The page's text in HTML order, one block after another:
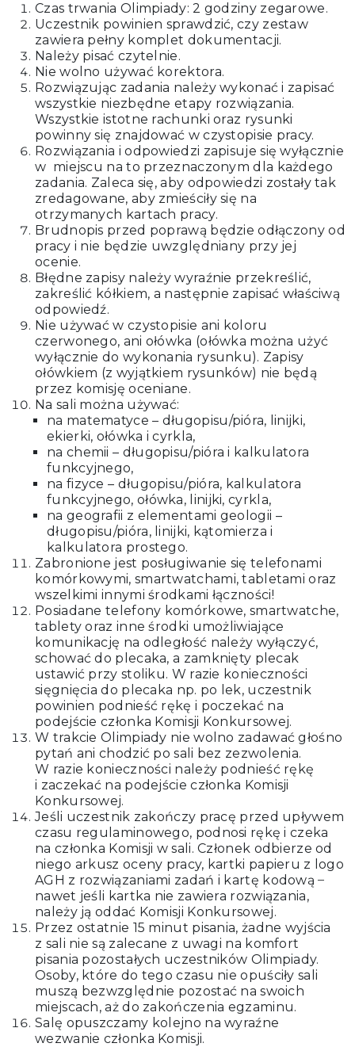
Czas trwania Olimpiady: 2 godziny zegarowe.
Uczestnik powinien sprawdzić, czy zestaw
zawiera pełny komplet dokumentacji.
Należy pisać czytelnie.
Nie wolno używać korektora.
Rozwiązując zadania należy wykonać i zapisać
wszystkie niezbędne etapy rozwiązania.
Wszystkie istotne rachunki oraz rysunki
powinny się znajdować w czystopisie pracy.
Rozwiązania i odpowiedzi zapisuje się wyłącznie
w miejscu na to przeznaczonym dla każdego
zadania. Zaleca się, aby odpowiedzi zostały tak
zredagowane, aby zmieściły się na
otrzymanych kartach pracy.
Brudnopis przed poprawą będzie odłączony od
pracy i nie będzie uwzględniany przy jej
ocenie.
Błędne zapisy należy wyraźnie przekreślić,
zakreślić kółkiem, a następnie zapisać właściwą
odpowiedź.
Nie używać w czystopisie ani koloru
czerwonego, ani ołówka (ołówka można użyć
wyłącznie do wykonania rysunku). Zapisy
ołówkiem (z wyjątkiem rysunków) nie będą
przez komisję oceniane.
Na sali można używać:
na matematyce – długopisu/pióra, linijki,
ekierki, ołówka i cyrkla,
na chemii – długopisu/pióra i kalkulatora
funkcyjnego,
na fizyce – długopisu/pióra, kalkulatora
funkcyjnego, ołówka, linijki, cyrkla,
na geografii z elementami geologii –
długopisu/pióra, linijki, kątomierza i
kalkulatora prostego.
Zabronione jest posługiwanie się telefonami
komórkowymi, smartwatchami, tabletami oraz
wszelkimi innymi środkami łączności!
Posiadane telefony komórkowe, smartwatche,
tablety oraz inne środki umożliwiające
komunikację na odległość należy wyłączyć,
schować do plecaka, a zamknięty plecak
ustawić przy stoliku. W razie konieczności
sięgnięcia do plecaka np. po lek, uczestnik
powinien podnieść rękę i poczekać na
podejście członka Komisji Konkursowej.
W trakcie Olimpiady nie wolno zadawać głośno
pytań ani chodzić po sali bez zezwolenia.
W razie konieczności należy podnieść rękę
i zaczekać na podejście członka Komisji
Konkursowej.
Jeśli uczestnik zakończy pracę przed upływem
czasu regulaminowego, podnosi rękę i czeka
na członka Komisji w sali. Członek odbierze od
niego arkusz oceny pracy, kartki papieru z logo
AGH z rozwiązaniami zadań i kartę kodową ̶
nawet jeśli kartka nie zawiera rozwiązania,
należy ją oddać Komisji Konkursowej.
Przez ostatnie 15 minut pisania, żadne wyjścia
z sali nie są zalecane z uwagi na komfort
pisania pozostałych uczestników Olimpiady.
Osoby, które do tego czasu nie opuściły sali
muszą bezwzględnie pozostać na swoich
miejscach, aż do zakończenia egzaminu.
Salę opuszczamy kolejno na wyraźne
wezwanie członka Komisji.